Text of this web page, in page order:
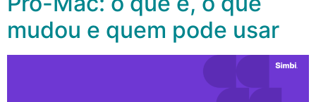
mudou e quem pode usar